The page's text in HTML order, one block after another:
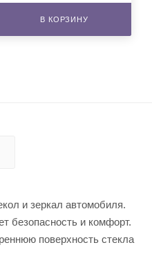
В КОРЗИНУ
и зеркал автомобиля.
безопасность и комфорт.
поверхность стекла